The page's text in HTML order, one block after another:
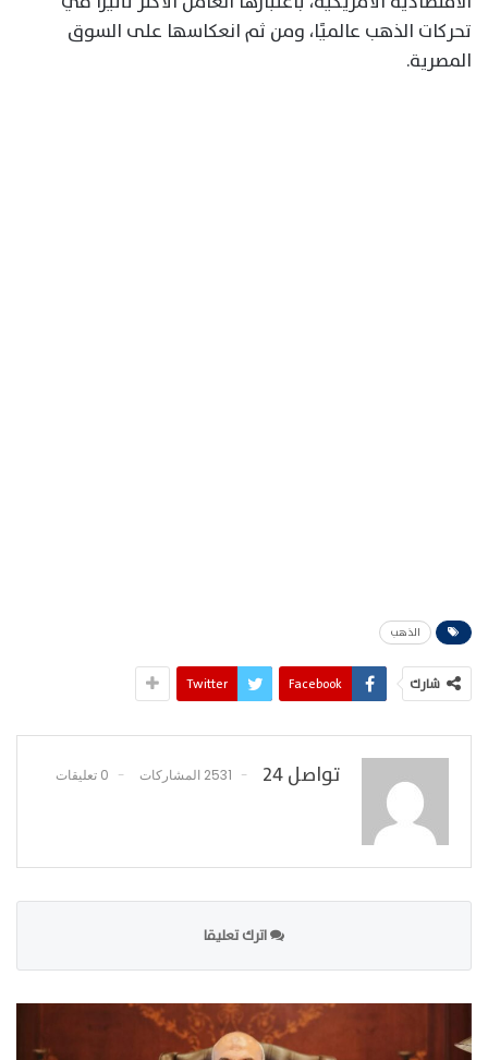
تحركات الذهب عالميًا، ومن ثم انعكاسها على السوق
المصرية.
الذهب
شارك Facebook
Twitter
تواصل 24 2531 المشاركات 0 تعليقات
اترك تعليقا